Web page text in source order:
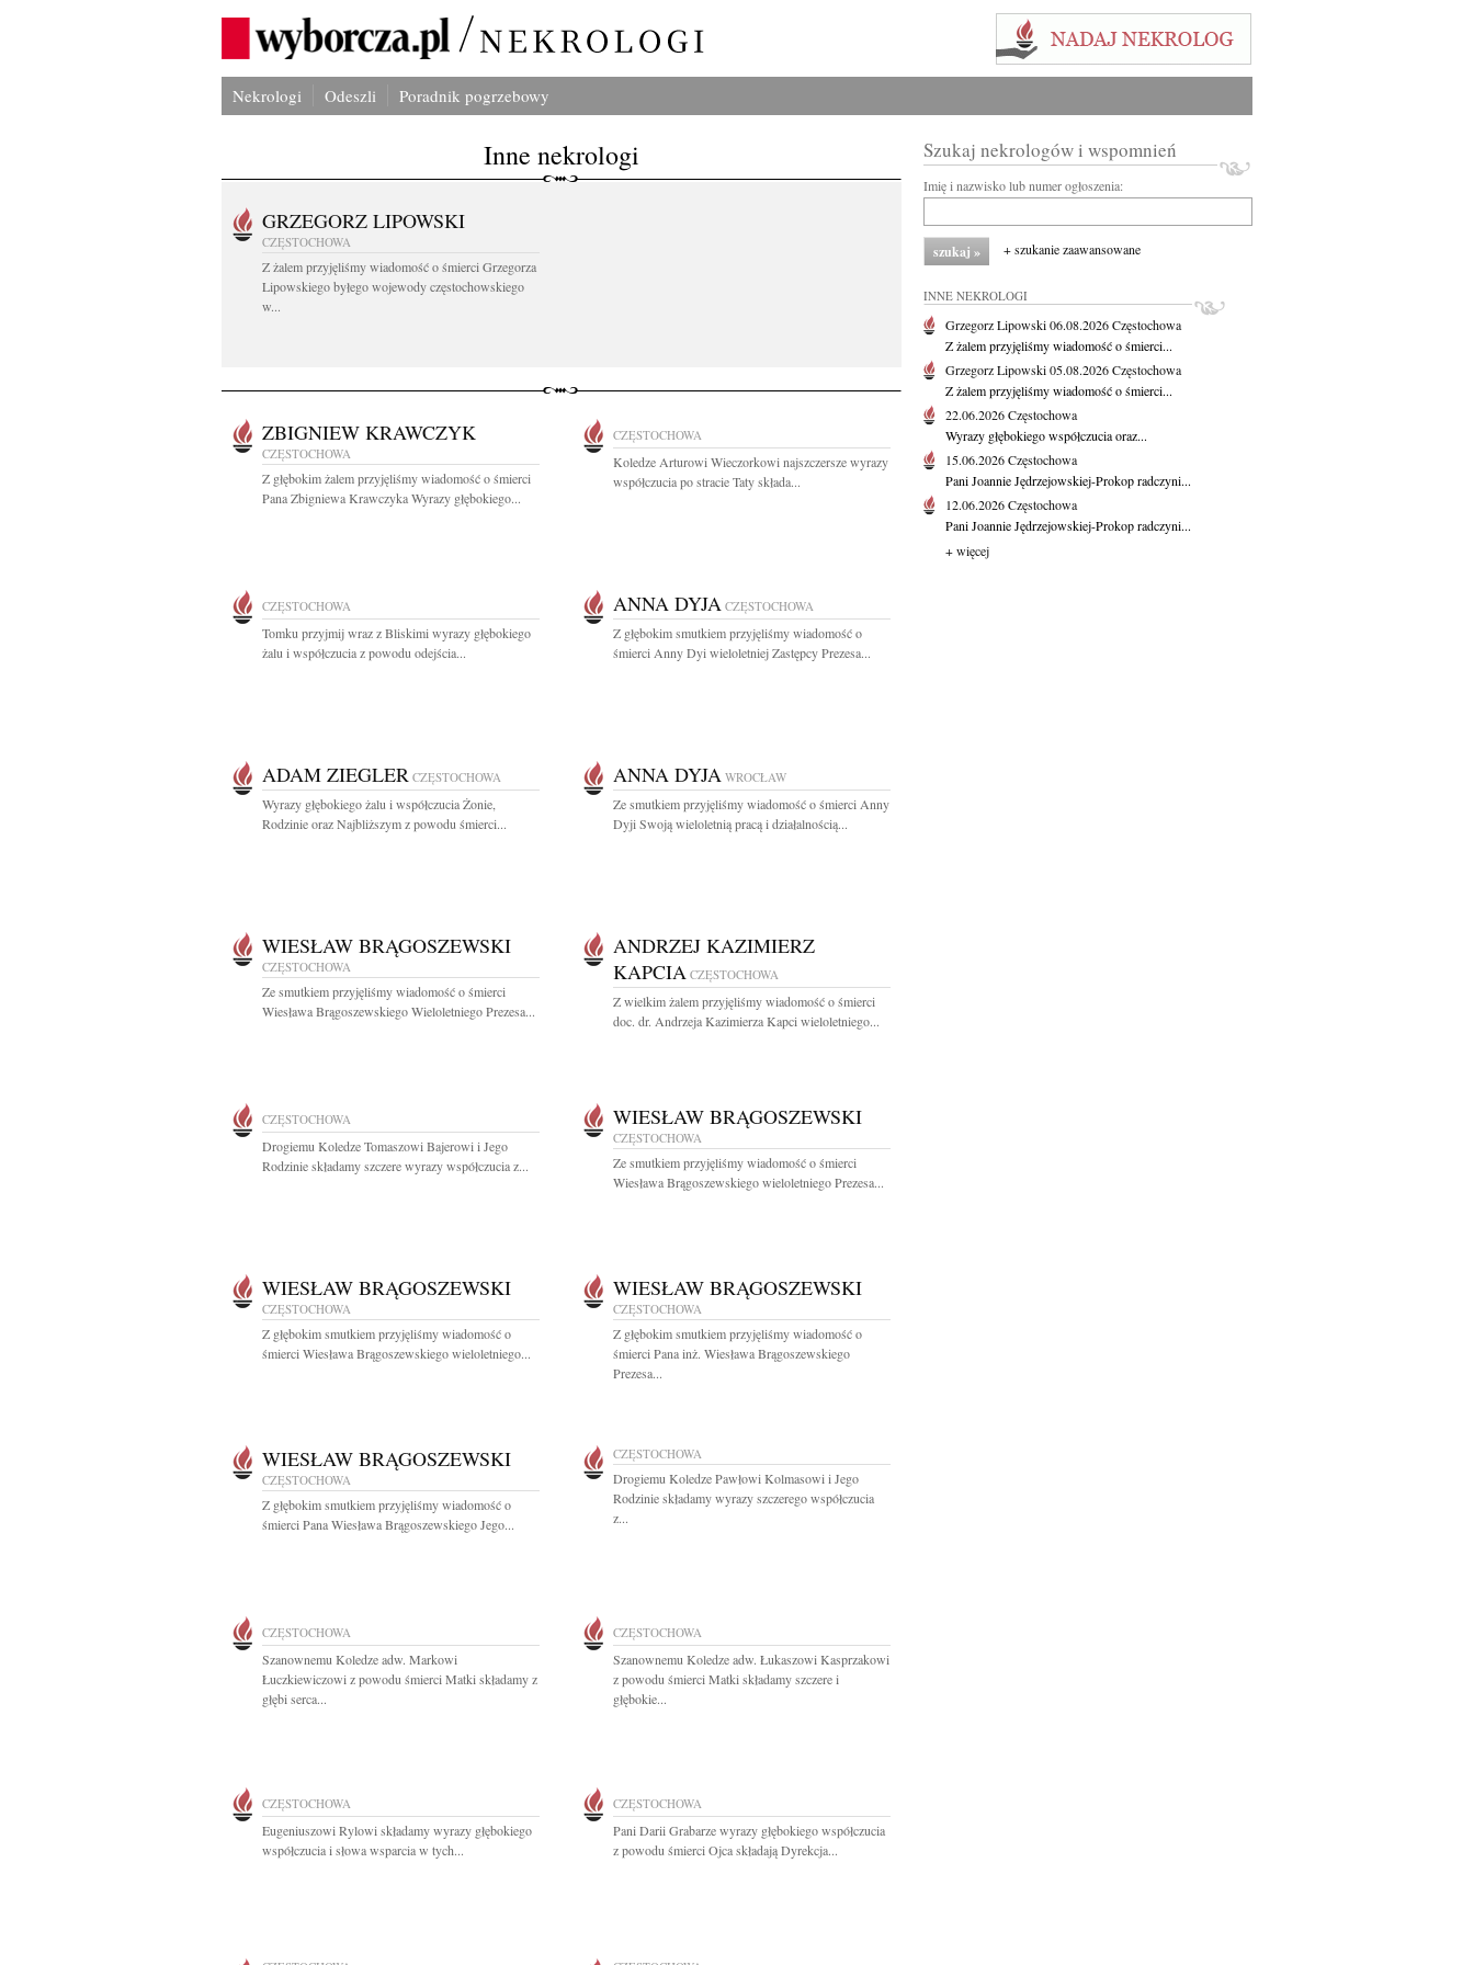
Nekrologi Odeszli Poradnik pogrzebowy
Inne nekrologi
GRZEGORZ LIPOWSKI
CZĘSTOCHOWA
Z żalem przyjęliśmy wiadomość o śmierci Grzegorza
Lipowskiego byłego wojewody częstochowskiego
w...
ZBIGNIEW KRAWCZYK
CZĘSTOCHOWA
Z głębokim żalem przyjęliśmy wiadomość o śmierci
Pana Zbigniewa Krawczyka Wyrazy głębokiego...
CZĘSTOCHOWA
Koledze Arturowi Wieczorkowi najszczersze wyrazy
współczucia po stracie Taty składa...
CZĘSTOCHOWA
Tomku przyjmij wraz z Bliskimi wyrazy głębokiego
żalu i współczucia z powodu odejścia...
ANNA DYJA CZĘSTOCHOWA
Z głębokim smutkiem przyjęliśmy wiadomość o
śmierci Anny Dyi wieloletniej Zastępcy Prezesa...
ADAM ZIEGLER CZĘSTOCHOWA
Wyrazy głębokiego żalu i współczucia Żonie,
Rodzinie oraz Najbliższym z powodu śmierci...
ANNA DYJA WROCŁAW
Ze smutkiem przyjęliśmy wiadomość o śmierci Anny
Dyji Swoją wieloletnią pracą i działalnością...
WIESŁAW BRĄGOSZEWSKI
CZĘSTOCHOWA
Ze smutkiem przyjęliśmy wiadomość o śmierci
Wiesława Brągoszewskiego Wieloletniego Prezesa...
ANDRZEJ KAZIMIERZ
KAPCIA CZĘSTOCHOWA
Z wielkim żalem przyjęliśmy wiadomość o śmierci
doc. dr. Andrzeja Kazimierza Kapci wieloletniego...
CZĘSTOCHOWA
Drogiemu Koledze Tomaszowi Bajerowi i Jego
Rodzinie składamy szczere wyrazy współczucia z...
WIESŁAW BRĄGOSZEWSKI
CZĘSTOCHOWA
Ze smutkiem przyjęliśmy wiadomość o śmierci
Wiesława Brągoszewskiego wieloletniego Prezesa...
WIESŁAW BRĄGOSZEWSKI
CZĘSTOCHOWA
Z głębokim smutkiem przyjęliśmy wiadomość o
śmierci Wiesława Brągoszewskiego wieloletniego...
WIESŁAW BRĄGOSZEWSKI
CZĘSTOCHOWA
Z głębokim smutkiem przyjęliśmy wiadomość o
śmierci Pana inż. Wiesława Brągoszewskiego
Prezesa...
WIESŁAW BRĄGOSZEWSKI
CZĘSTOCHOWA
Z głębokim smutkiem przyjęliśmy wiadomość o
śmierci Pana Wiesława Brągoszewskiego Jego...
CZĘSTOCHOWA
Drogiemu Koledze Pawłowi Kolmasowi i Jego
Rodzinie składamy wyrazy szczerego współczucia
z...
CZĘSTOCHOWA
Szanownemu Koledze adw. Markowi
Łuczkiewiczowi z powodu śmierci Matki składamy z
głębi serca...
CZĘSTOCHOWA
Szanownemu Koledze adw. Łukaszowi Kasprzakowi
z powodu śmierci Matki składamy szczere i
głębokie...
CZĘSTOCHOWA
Eugeniuszowi Rylowi składamy wyrazy głębokiego
współczucia i słowa wsparcia w tych...
CZĘSTOCHOWA
Pani Darii Grabarze wyrazy głębokiego współczucia
z powodu śmierci Ojca składają Dyrekcja...
Szukaj nekrologów i wspomnień
Imię i nazwisko lub numer ogłoszenia:
+ szukanie zaawansowane
INNE NEKROLOGI
Grzegorz Lipowski06.08.2026Częstochowa
Z żalem przyjęliśmy wiadomość o śmierci...
Grzegorz Lipowski05.08.2026Częstochowa
Z żalem przyjęliśmy wiadomość o śmierci...
22.06.2026Częstochowa
Wyrazy głębokiego współczucia oraz...
15.06.2026Częstochowa
Pani Joannie Jędrzejowskiej-Prokop radczyni...
12.06.2026Częstochowa
Pani Joannie Jędrzejowskiej-Prokop radczyni...
+ więcej